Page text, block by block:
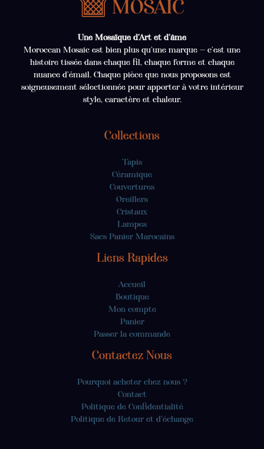
Une Mosaïque d’Art et d’âme
Moroccan Mosaic est bien plus qu’une marque — c’est une
histoire tissée dans chaque fil, chaque forme et chaque
nuance d’émail. Chaque pièce que nous proposons est
soigneusement sélectionnée pour apporter à votre intérieur
style, caractère et chaleur.
Collections
Tapis
Céramique
Couvertures
Oreillers
Cristaux
Lampes
Sacs Panier Marocains
Liens Rapides
Accueil
Boutique
Mon compte
Panier
Passer la commande
Contactez Nous
Pourquoi acheter chez nous ?
Contact
Politique de Confidentialité
Politique de Retour et d'échange